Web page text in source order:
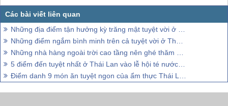
Những địa điểm tận hưởng kỳ trăng mật tuyệt vời ở Phuket
Những điểm ngắm bình minh trên cả tuyệt vời ở Thái Lan
Những nhà hàng ngoài trời cao tầng nên ghé thăm khi tới Thái Lan
5 điểm đến tuyệt nhất ở Thái Lan vào lễ hội té nước Songkran
Điểm danh 9 món ăn tuyệt ngon của ẩm thực Thái Lan